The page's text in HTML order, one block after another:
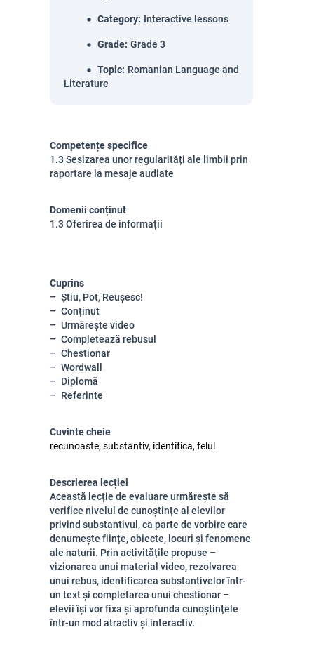
Category: Interactive lessons
Grade: Grade 3
Topic: Romanian Language and
Literature
Competențe specifice
1.3 Sesizarea unor regularități ale limbii prin
raportare la mesaje audiate
Domenii conținut
1.3 Oferirea de informații
Cuprins
Știu, Pot, Reușesc!
Conținut
Urmărește video
Completează rebusul
Chestionar
Wordwall
Diplomă
Referinte
Cuvinte cheie
recunoaste, substantiv, identifica, felul
Descrierea lecției
Această lecție de evaluare urmărește să
verifice nivelul de cunoștințe al elevilor
privind substantivul, ca parte de vorbire care
denumește ființe, obiecte, locuri și fenomene
ale naturii. Prin activitățile propuse –
vizionarea unui material video, rezolvarea
unui rebus, identificarea substantivelor într-
un text și completarea unui chestionar –
elevii își vor fixa și aprofunda cunoștințele
într-un mod atractiv și interactiv.